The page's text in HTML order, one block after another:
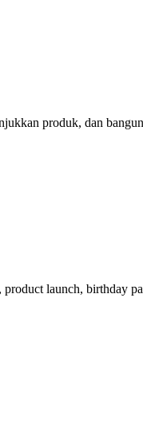
produk, dan
launch, birthday